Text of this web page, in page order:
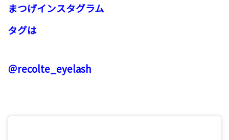
まつげインスタグラム
タグは
＠recolte_eyelash